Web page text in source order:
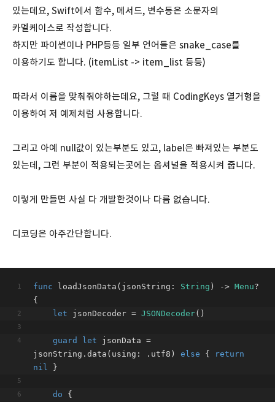
있는데요, Swift에서 함수, 메서드, 변수등은 소문자의
카멜케이스로 작성합니다.
하지만 파이썬이나 PHP등등 일부 언어들은 snake_case를
이용하기도 합니다. (itemList -> item_list 등등)
따라서 이름을 맞춰줘야하는데요, 그럴 때 CodingKeys 열거형을
이용하여 저 예제처럼 사용합니다.
그리고 아예 null값이 있는부분도 있고, label은 빠져있는 부분도
있는데, 그런 부분이 적용되는곳에는 옵셔널을 적용시켜 줍니다.
이렇게 만들면 사실 다 개발한것이나 다름 없습니다.
디코딩은 아주간단합니다.
func loadJsonData ( jsonString : String ) -> Menu?
{
let jsonDecoder = JSONDecoder()
guard let jsonData =
jsonString.data(using: .utf8) else {
return
nil
}
do {